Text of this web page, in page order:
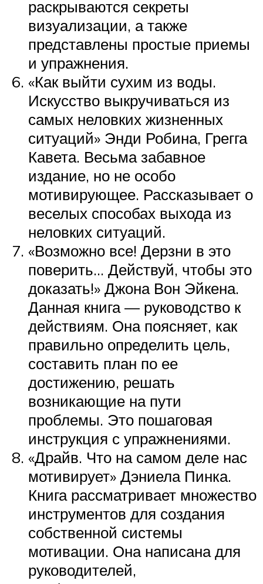
раскрываются секреты
визуализации, а также
представлены простые приемы
и упражнения.
«Как выйти сухим из воды.
Искусство выкручиваться из
самых неловких жизненных
ситуаций» Энди Робина, Грегга
Кавета. Весьма забавное
издание, но не особо
мотивирующее. Рассказывает о
веселых способах выхода из
неловких ситуаций.
«Возможно все! Дерзни в это
поверить… Действуй, чтобы это
доказать!» Джона Вон Эйкена.
Данная книга — руководство к
действиям. Она поясняет, как
правильно определить цель,
составить план по ее
достижению, решать
возникающие на пути
проблемы. Это пошаговая
инструкция с упражнениями.
«Драйв. Что на самом деле нас
мотивирует» Дэниела Пинка.
Книга рассматривает множество
инструментов для создания
собственной системы
мотивации. Она написана для
руководителей,